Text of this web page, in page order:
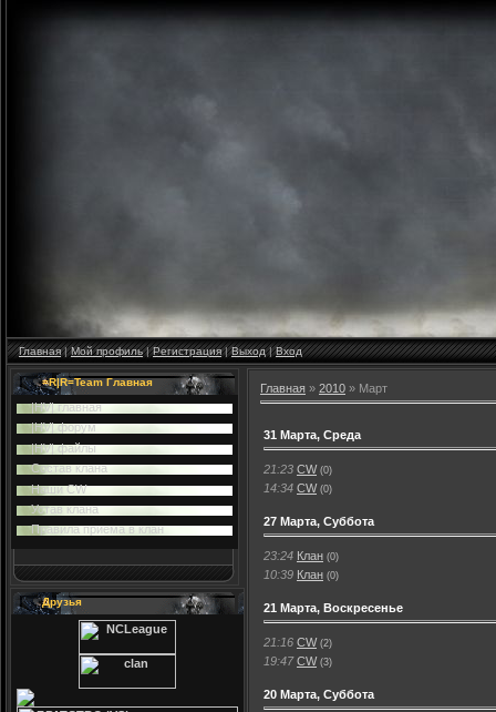
Главная|Мой профиль|Регистрация|Выход|Вход
=R|R=Team Главная
|HV| главная
|HV| форум
|HV| файлы
Cостав клана
Наши CW
Устав клана
Правила приема в клан
Друзья
Главная » 2010 » Март
31 Марта, Среда
21:23 CW (0)
14:34 CW (0)
27 Марта, Суббота
23:24 Клан (0)
10:39 Клан (0)
21 Марта, Воскресенье
21:16 CW (2)
19:47 CW (3)
20 Марта, Суббота